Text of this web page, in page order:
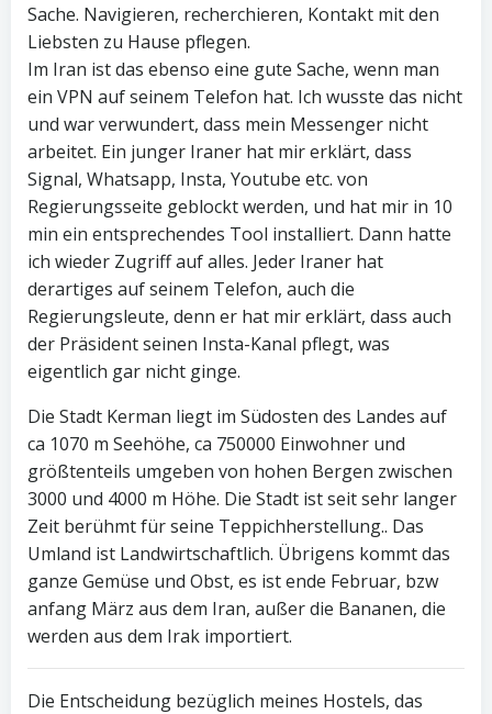
Sache. Navigieren, recherchieren, Kontakt mit den
Liebsten zu Hause pflegen.
Im Iran ist das ebenso eine gute Sache, wenn man
ein VPN auf seinem Telefon hat. Ich wusste das nicht
und war verwundert, dass mein Messenger nicht
arbeitet. Ein junger Iraner hat mir erklärt, dass
Signal, Whatsapp, Insta, Youtube etc. von
Regierungsseite geblockt werden, und hat mir in 10
min ein entsprechendes Tool installiert. Dann hatte
ich wieder Zugriff auf alles. Jeder Iraner hat
derartiges auf seinem Telefon, auch die
Regierungsleute, denn er hat mir erklärt, dass auch
der Präsident seinen Insta-Kanal pflegt, was
eigentlich gar nicht ginge.
Die Stadt Kerman liegt im Südosten des Landes auf
ca 1070 m Seehöhe, ca 750000 Einwohner und
größtenteils umgeben von hohen Bergen zwischen
3000 und 4000 m Höhe. Die Stadt ist seit sehr langer
Zeit berühmt für seine Teppichherstellung.. Das
Umland ist Landwirtschaftlich. Übrigens kommt das
ganze Gemüse und Obst, es ist ende Februar, bzw
anfang März aus dem Iran, außer die Bananen, die
werden aus dem Irak importiert.
Die Entscheidung bezüglich meines Hostels, das